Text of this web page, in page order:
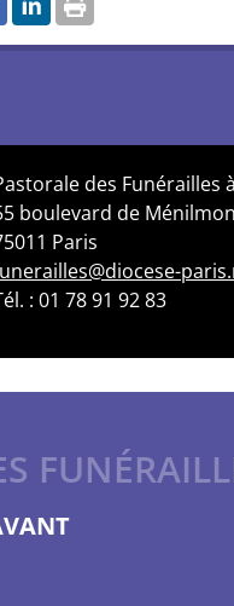
des Funérailles
boulevard de
Paris
: 01 78 91 92 83